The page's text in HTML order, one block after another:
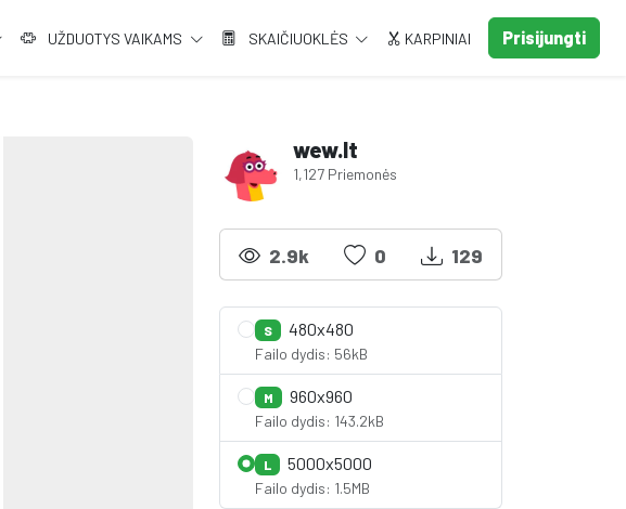
UŽDUOTYS VAIKAMS SKAIČIUOKLĖS KARPINIAI Prisijungti
wew.lt
1,127 Priemonės
2.9k 0 129
S 480x480
Failo dydis: 56kB
M 960x960
Failo dydis: 143.2kB
L 5000x5000
Failo dydis: 1.5MB